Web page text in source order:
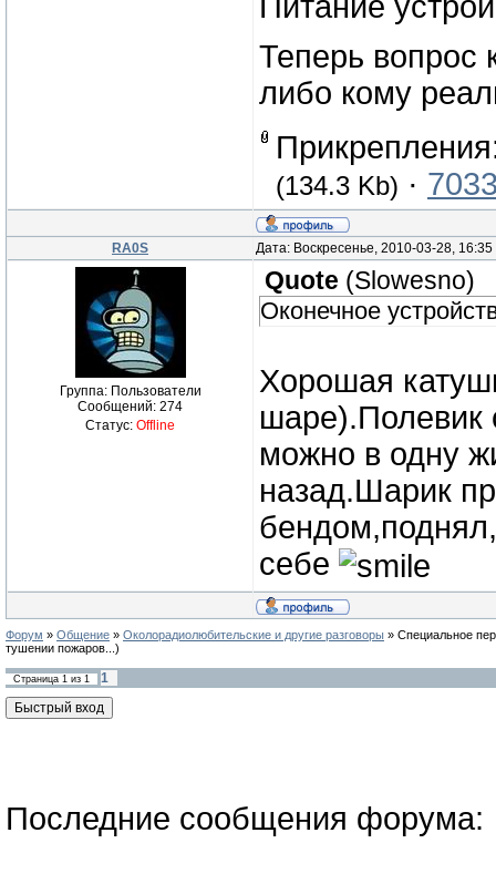
Теперь вопрос
либо кому
(134.3 Kb) ·
RA0S Дата: Воскресенье, 2010-03-28,
Группа: Пользователи
Сообщений: 274
Статус: Offline
Quote (Slowesno)
Оконечное
Хорошая
шаре).Полевик
можно в одну
назад.Шарик
себе
Форум » Общение » Околорадиолюбительские и другие разговоры » Специальное
тушении пожаров...)
Страница 1 из 1 1
Последние сообщения форума: